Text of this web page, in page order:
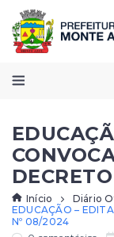
Início
Diário
EDUCAÇÃO –
Nº 08/2024